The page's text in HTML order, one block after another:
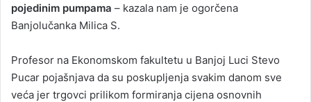
pojedinim pumpama – kazala nam je ogorčena
Banjolučanka Milica S.
Profesor na Ekonomskom fakultetu u Banjoj Luci Stevo
Pucar pojašnjava da su poskupljenja svakim danom sve
veća jer trgovci prilikom formiranja cijena osnovnih